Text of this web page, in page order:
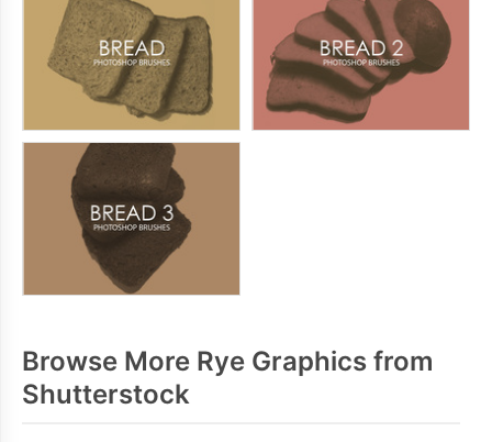
Browse More Rye Graphics from
Shutterstock